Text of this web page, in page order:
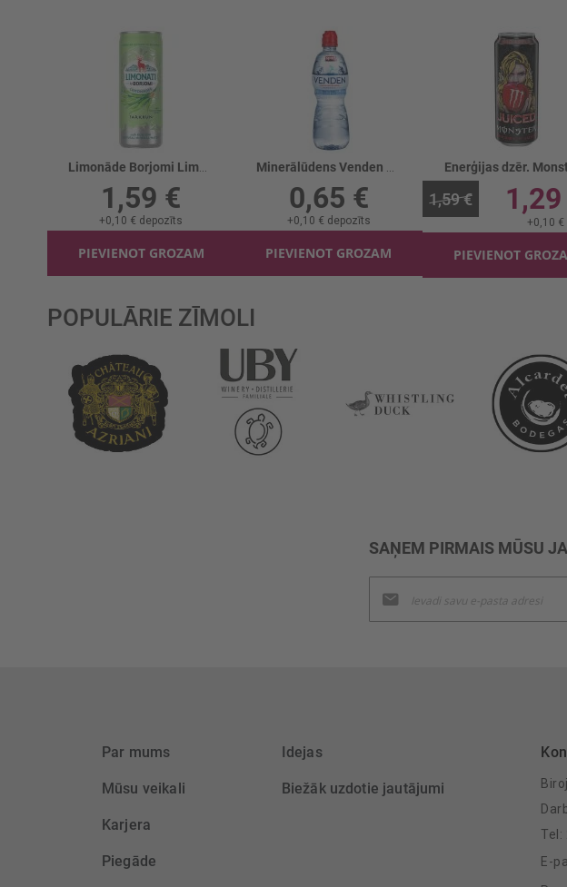
Limonāde Borjomi Limonati Tarhuns
1,59 €
+0,10 € depozīts
PIEVIENOT GROZAM
Minerālūdens Venden Sport negāzēts
0,65 €
+0,10 € depozīts
PIEVIENOT GROZAM
1,59 €
+0,10 €
PIEVIENOT
POPULĀRIE ZĪMOLI
SAŅEM PIRMAIS MŪSU
jaunumu
saņemšanai:
Par mums
Mūsu veikali
Karjera
Piegāde
Idejas
Biežāk uzdotie jautājumi
Tel:
E-